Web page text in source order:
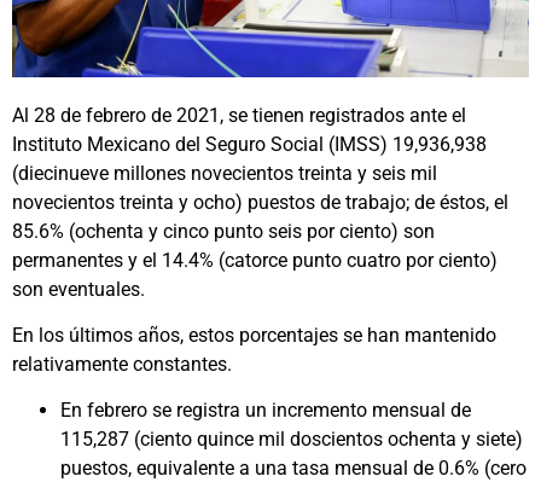
Al 28 de febrero de 2021, se tienen registrados ante el
Instituto Mexicano del Seguro Social (IMSS) 19,936,938
(diecinueve millones novecientos treinta y seis mil
novecientos treinta y ocho) puestos de trabajo; de éstos, el
85.6% (ochenta y cinco punto seis por ciento) son
permanentes y el 14.4% (catorce punto cuatro por ciento)
son eventuales.
En los últimos años, estos porcentajes se han mantenido
relativamente constantes.
En febrero se registra un incremento mensual de
115,287 (ciento quince mil doscientos ochenta y siete)
puestos, equivalente a una tasa mensual de 0.6% (cero